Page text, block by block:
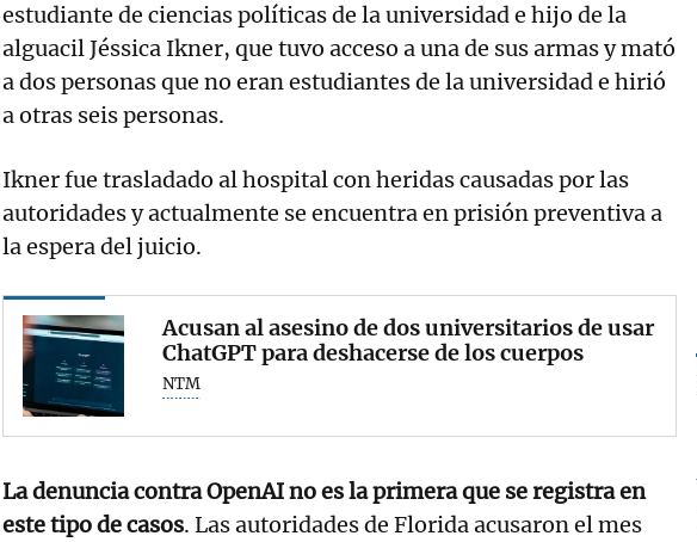
estudiante de ciencias políticas de la universidad e hijo de la
alguacil Jéssica Ikner, que tuvo acceso a una de sus armas y mató
a dos personas que no eran estudiantes de la universidad e hirió
a otras seis personas.
Ikner fue trasladado al hospital con heridas causadas por las
autoridades y actualmente se encuentra en prisión preventiva a
la espera del juicio.
Acusan al asesino de dos universitarios de usar
ChatGPT para deshacerse de los cuerpos
NTM
La denuncia contra OpenAI no es la primera que se registra en
este tipo de casos. Las autoridades de Florida acusaron el mes